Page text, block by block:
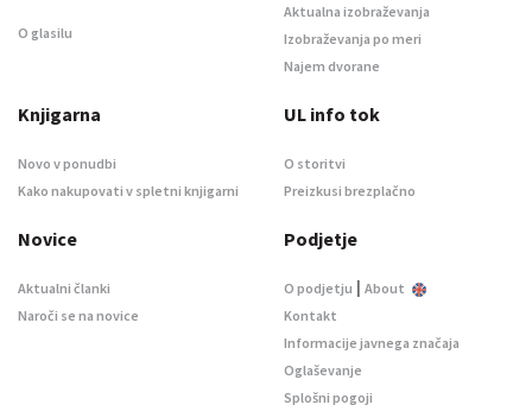
O glasilu
Aktualna izobraževanja
Izobraževanja po meri
Najem dvorane
Knjigarna
Novo v ponudbi
Kako nakupovati v spletni knjigarni
UL info tok
O storitvi
Preizkusi brezplačno
Novice
Aktualni članki
Naroči se na novice
Podjetje
O podjetju | About
Kontakt
Informacije javnega značaja
Oglaševanje
Splošni pogoji